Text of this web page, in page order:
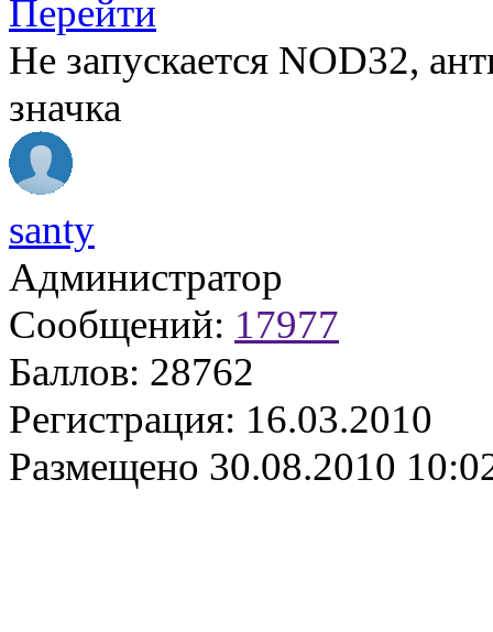
Перейти
Не запускается NOD32,
значка
santy
Администратор
Сообщений: 17977
Баллов: 28762
Регистрация: 16.03.2010
Размещено 30.08.2010